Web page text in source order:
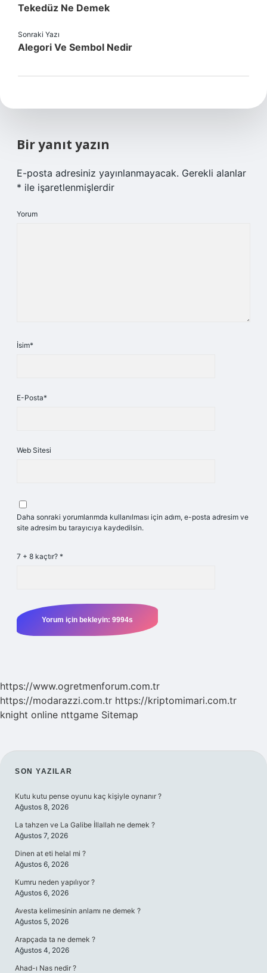
Tekedüz Ne Demek
Sonraki Yazı
Alegori Ve Sembol Nedir
Bir yanıt yazın
E-posta adresiniz yayınlanmayacak. Gerekli alanlar
* ile işaretlenmişlerdir
Yorum
İsim*
E-Posta*
Web Sitesi
Daha sonraki yorumlarımda kullanılması için adım, e-posta adresim ve
site adresim bu tarayıcıya kaydedilsin.
7 + 8 kaçtır? *
https://www.ogretmenforum.com.tr
https://modarazzi.com.tr https://kriptomimari.com.tr
knight online nttgame Sitemap
SIDEBAR
SON YAZILAR
Kutu kutu pense oyunu kaç kişiyle oynanır ?
Ağustos 8, 2026
La tahzen ve La Galibe İllallah ne demek ?
Ağustos 7, 2026
Dinen at eti helal mi ?
Ağustos 6, 2026
Kumru neden yapılıyor ?
Ağustos 6, 2026
Avesta kelimesinin anlamı ne demek ?
Ağustos 5, 2026
Arapçada ta ne demek ?
Ağustos 4, 2026
Ahad-ı Nas nedir ?